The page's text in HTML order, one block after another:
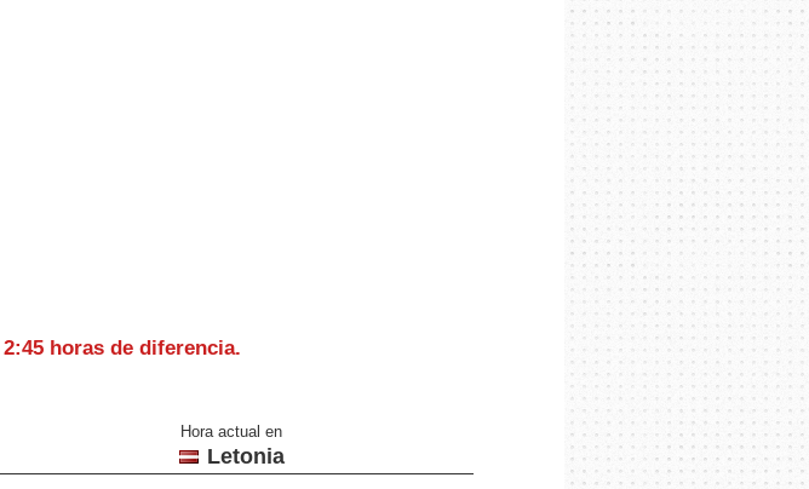
2:45 horas de diferencia.
Hora actual en
Letonia